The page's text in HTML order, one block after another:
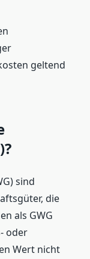
geltend
sind
die
als GWG
oder
Wert nicht